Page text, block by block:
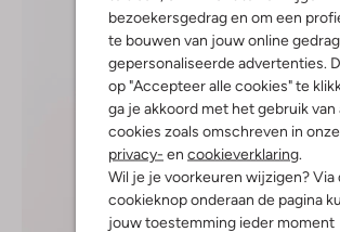
bezoekersgedrag en om een
te bouwen van jouw online
gepersonaliseerde advertenties.
op "Accepteer alle cookies" te
ga je akkoord met het gebruik van
cookies zoals omschreven in onze
privacy- en cookieverklaring
Wil je je voorkeuren wijzigen? Via
cookieknop onderaan de pagina
jouw toestemming ieder moment